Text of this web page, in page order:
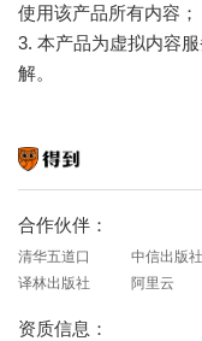
使用该产品所有内容；
3. 本产品为虚拟内容
解。
合作伙伴：
清华五道口 中信出版社
译林出版社
阿里云
资质信息：